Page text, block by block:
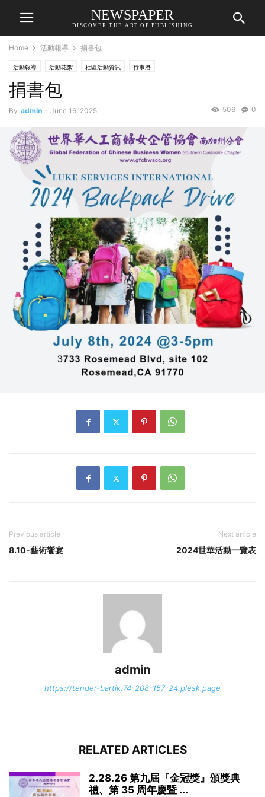
NEWSPAPER
DISCOVER THE ART OF PUBLISHING
Home 活動報導 捐書包
活動報導 活動花絮 社區活動資訊 行事曆
捐書包
By admin - June 16, 2025 0
506
Previous article
8.10-藝術饗宴
Next article
2024世華活動一覽表
admin
https://tender-bartik.74-208-157-24.plesk.page
RELATED ARTICLES
2.28.26 第九屆『金冠獎』頒獎典
禮、第 35 周年慶暨 ...